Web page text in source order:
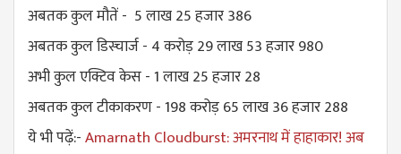
अबतक कुल मौतें - 5 लाख 25 हजार 386
अबतक कुल डिस्चार्ज - 4 करोड़ 29 लाख 53 हजार 980
अभी कुल एक्टिव केस - 1 लाख 25 हजार 28
अबतक कुल टीकाकरण - 198 करोड़ 65 लाख 36 हजार 288
ये भी पढ़ें:-Amarnath Cloudburst: अमरनाथ में हाहाकार! अब